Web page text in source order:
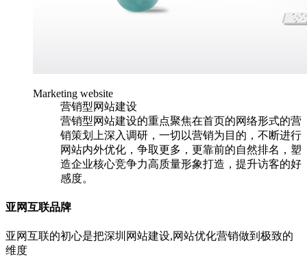
Marketing website
营销型网站建设
营销型网站建设的重点聚焦在首页的网络形式的营
销策划上深入调研，一切以营销为目的，不断进行
网站内外优化，争取更多，更靠前的自然排名，塑
造企业核心竞争力高质量形象打造，提升访客的好
感度。
亚网互联品牌
亚网互联的初心是把深圳网站建设,网站优化营销做到极致的
维度